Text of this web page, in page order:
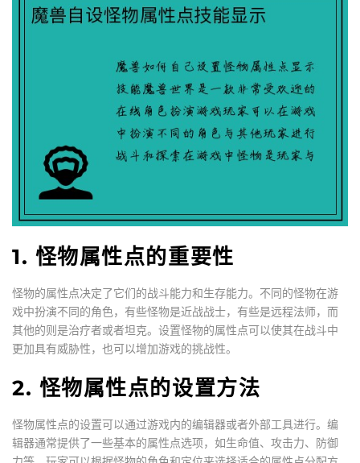
1. 怪物属性点的重要性
怪物的属性点决定了它们的战斗能力和生存能力。不同的怪物在游
戏中扮演不同的角色，有些怪物是近战战士，有些是远程法师，而
其他的则是治疗者或者坦克。设置怪物的属性点可以使其在战斗中
更加具有威胁性，也可以增加游戏的挑战性。
2. 怪物属性点的设置方法
怪物属性点的设置可以通过游戏内的编辑器或者外部工具进行。编
辑器通常提供了一些基本的属性点选项，如生命值、攻击力、防御